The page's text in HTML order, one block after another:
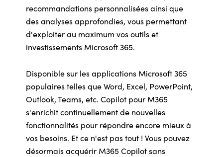
recommandations personnalisées ainsi que
des analyses approfondies, vous permettant
d'exploiter au maximum vos outils et
investissements Microsoft 365.
Disponible sur les applications Microsoft 365
populaires telles que Word, Excel, PowerPoint,
Outlook, Teams, etc. Copilot pour M365
s'enrichit continuellement de nouvelles
fonctionnalités pour répondre encore mieux à
vos besoins. Et ce n'est pas tout ! Vous pouvez
désormais acquérir M365 Copilot sans